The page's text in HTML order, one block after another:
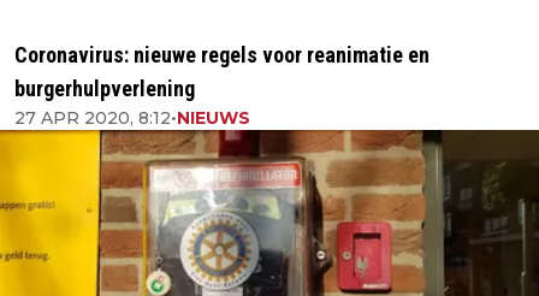
Coronavirus: nieuwe regels voor reanimatie en
burgerhulpverlening
27 APR 2020, 8:12•NIEUWS